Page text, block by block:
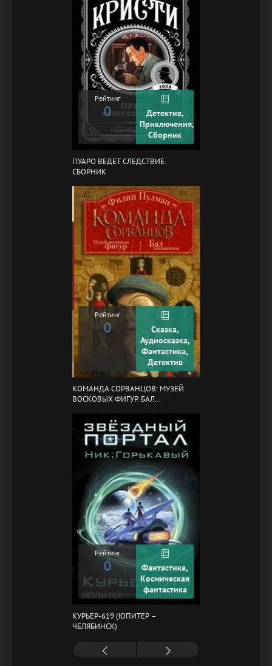
Рейтинг
0
Детектив,
Приключения,
Сборник
ПУАРО ВЕДЕТ СЛЕДСТВИЕ.
СБОРНИК
Рейтинг
0
Сказка,
Аудиосказка,
Фантастика,
Детектив
КОМАНДА СОРВАНЦОВ: МУЗЕЙ
ВОСКОВЫХ ФИГУР. БАЛ
Рейтинг
0
Фантастика,
Космическая
фантастика
КУРЬЕР-619 (ЮПИТЕР –
ЧЕЛЯБИНСК)